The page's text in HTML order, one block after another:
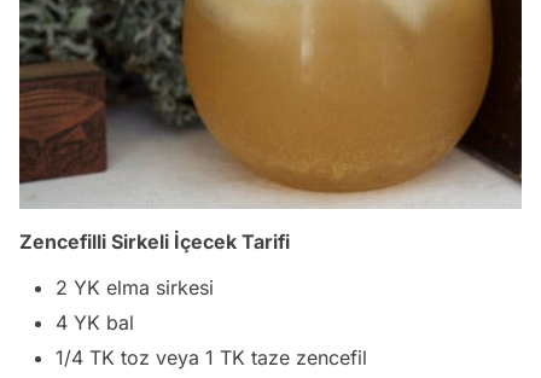
Zencefilli Sirkeli İçecek Tarifi
2 YK elma sirkesi
4 YK bal
1/4 TK toz veya 1 TK taze zencefil